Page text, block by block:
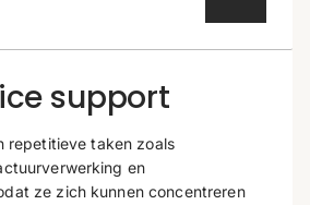
support
repetitieve taken zoals
en
ze zich kunnen concentreren